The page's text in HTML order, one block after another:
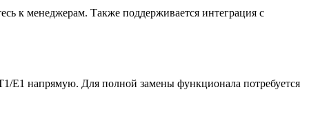
к менеджерам. Также поддерживается интеграция с
E1 напрямую. Для полной замены функционала потребуется